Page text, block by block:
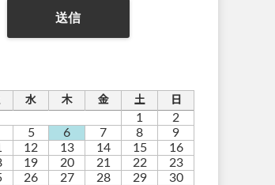
水 木 金 土 日
1
2
5 6 7 8
9
12 13 14 15
16
19 20 21 22
23
26 27 28 29
30